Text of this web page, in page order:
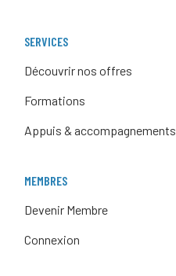
SERVICES
Découvrir nos offres
Formations
Appuis & accompagnements
MEMBRES
Devenir Membre
Connexion